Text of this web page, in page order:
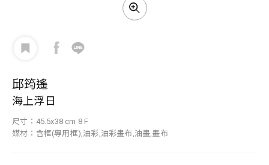
邱筠遙
海上浮日
尺寸：45.5x38 cm 8 F
媒材：含框(專用框),油彩,油彩畫布,油畫,畫布